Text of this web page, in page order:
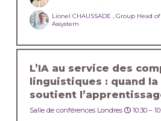
Lionel CHAUSSADE , Group Head
Assystem
L’IA au service des
linguistiques : quand
soutient
Salle de conférences Londres 10:30 –